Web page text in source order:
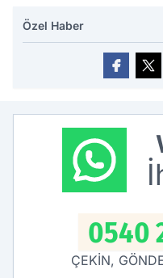
Özel Haber
0540
ÇEKİN,